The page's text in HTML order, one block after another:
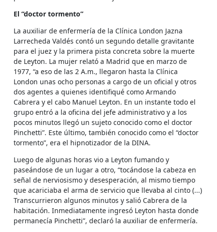
El “doctor tormento”
La auxiliar de enfermería de la Clínica London Jazna
Larrecheda Valdés contó un segundo detalle gravitante
para el juez y la primera pista concreta sobre la muerte
de Leyton. La mujer relató a Madrid que en marzo de
1977, “a eso de las 2 A.m., llegaron hasta la Clínica
London unas ocho personas a cargo de un oficial y otros
dos agentes a quienes identifiqué como Armando
Cabrera y el cabo Manuel Leyton. En un instante todo el
grupo entró a la oficina del jefe administrativo y a los
pocos minutos llegó un sujeto conocido como el doctor
Pinchetti”. Este último, también conocido como el “doctor
tormento”, era el hipnotizador de la DINA.
Luego de algunas horas vio a Leyton fumando y
paseándose de un lugar a otro, “tocándose la cabeza en
señal de nerviosismo y desesperación, al mismo tiempo
que acariciaba el arma de servicio que llevaba al cinto (...)
Transcurrieron algunos minutos y salió Cabrera de la
habitación. Inmediatamente ingresó Leyton hasta donde
permanecía Pinchetti”, declaró la auxiliar de enfermería.